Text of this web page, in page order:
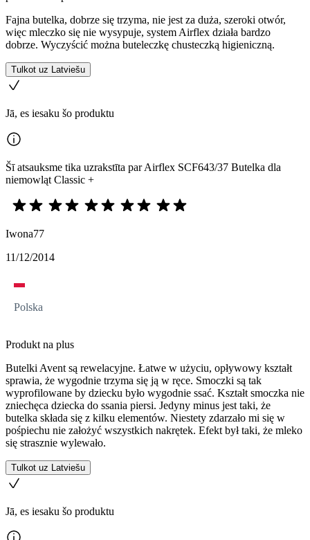
Fajna butelka, dobrze się trzyma, nie jest za duża, szeroki otwór,
więc mleczko się nie wysypuje, system Airflex działa bardzo
dobrze. Wyczyścić można buteleczkę chusteczką higieniczną.
Tulkot uz Latviešu
Jā, es iesaku šo produktu
Šī atsauksme tika uzrakstīta par Airflex SCF643/37 Butelka dla
niemowląt Classic +
Iwona77
11/12/2014
Polska
Produkt na plus
Butelki Avent są rewelacyjne. Łatwe w użyciu, opływowy kształt
sprawia, że wygodnie trzyma się ją w ręce. Smoczki są tak
wyprofilowane by dziecku było wygodnie ssać. Kształt smoczka nie
zniechęca dziecka do ssania piersi. Jedyny minus jest taki, że
butelka składa się z kilku elementów. Niestety zdarzało mi się w
pośpiechu nie założyć wszystkich nakrętek. Efekt był taki, że mleko
się strasznie wylewało.
Tulkot uz Latviešu
Jā, es iesaku šo produktu